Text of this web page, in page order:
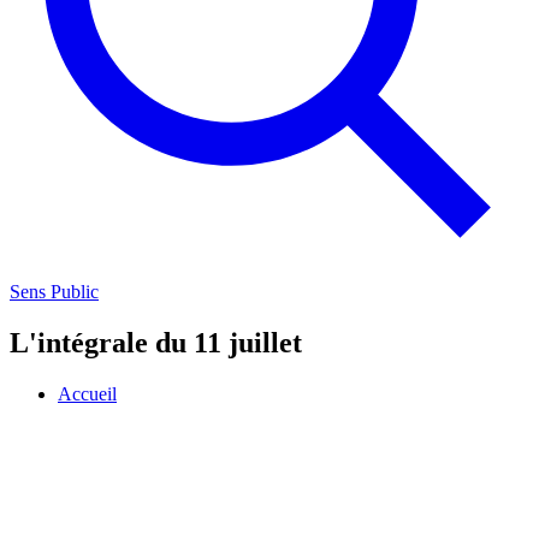
Sens Public
L'intégrale du 11 juillet
Accueil